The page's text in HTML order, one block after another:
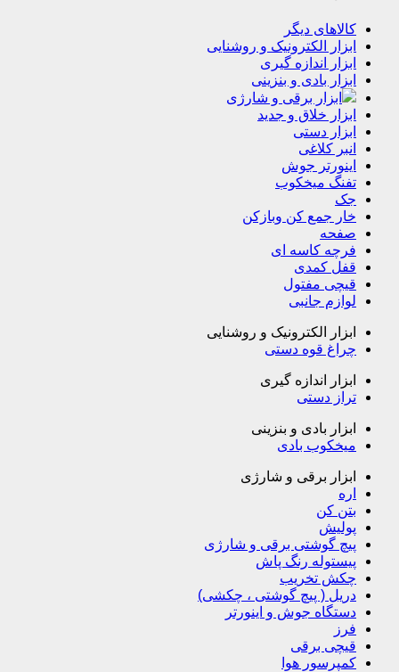
کالاهای دیگر
ابزار الکترونیک و روشنایی
ابزار اندازه گیری
ابزار بادی و بنزینی
ابزار برقی و شارژی
ابزار خلاق و جدید
ابزار دستی
انبر کلاغی
اینورتر جوش
تفنگ میخکوب
جک
خار جمع کن وبازکن
صفحه
فرچه کاسه ای
قفل کمدی
قیچی مفتول
لوازم جانبی
ابزار الکترونیک و روشنایی
چراغ قوه دستی
ابزار اندازه گیری
تراز دستی
ابزار بادی و بنزینی
میخکوب بادی
ابزار برقی و شارژی
اره
بتن کن
پولیش
پیچ گوشتی برقی و شارژی
پیستوله رنگ پاش
چکش تخریب
دریل ( پیچ گوشتی ، چکشی)
دستگاه جوش و اینورتر
فرز
قیچی برقی
کمپرسور هوا